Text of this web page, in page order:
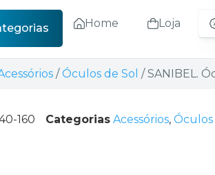
Home Loja
/Óculos de Sol / SANIBEL.
160 Categorias Acessórios,Óculos